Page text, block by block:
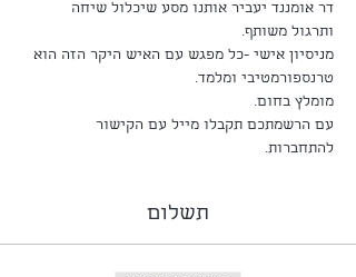
דר אומננד יעביר אותנו מסע שיכלול שיחה
ותרגול משותף.
מניסיון אישי -כל מפגש עם האיש היקר הזה הוא
טרנספורמטיבי ומלמד.
מומלץ בחום.
עם הרשמתכם תקבלו מייל עם הקישור
להתחברות.
תשלום